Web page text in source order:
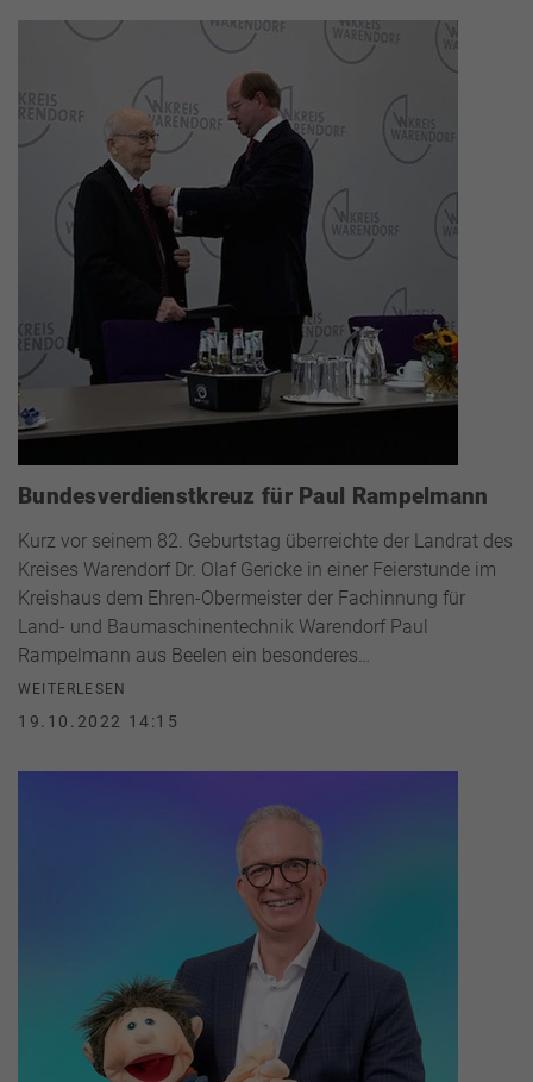
Bundesverdienstkreuz für Paul Rampelmann
Kurz vor seinem 82. Geburtstag überreichte der Landrat des
Kreises Warendorf Dr. Olaf Gericke in einer Feierstunde im
Kreishaus dem Ehren-Obermeister der Fachinnung für
Land- und Baumaschinentechnik Warendorf Paul
Rampelmann aus Beelen ein besonderes…
WEITERLESEN
19.10.2022 14:15